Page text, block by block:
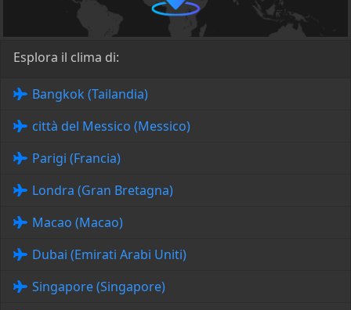
Esplora il clima di:
Bangkok (Tailandia)
città del Messico (Messico)
Parigi (Francia)
Londra (Gran Bretagna)
Macao (Macao)
Dubai (Emirati Arabi Uniti)
Singapore (Singapore)